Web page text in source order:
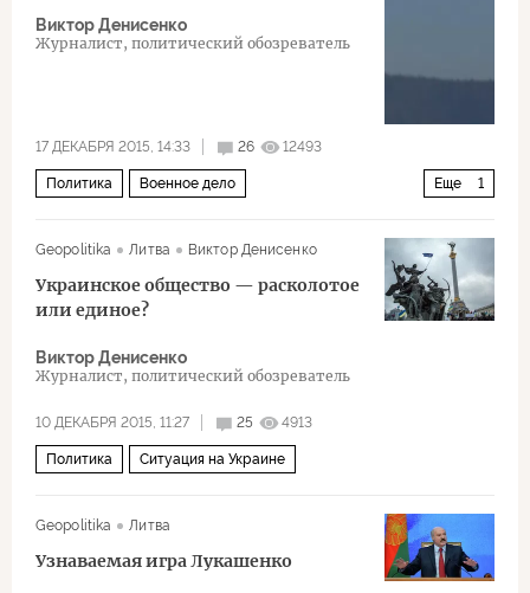
Виктор Денисенко
Журналист, политический обозреватель
17 ДЕКАБРЯ 2015, 14:33 26 12493
Еще 1
Политика Военное дело
Geopolitika
Литва Виктор Денисенко
Украинское общество — расколотое
или единое?
Виктор Денисенко
Журналист, политический обозреватель
10 ДЕКАБРЯ 2015, 11:27 25 4913
Политика Ситуация на Украине
Geopolitika Литва
Узнаваемая игра Лукашенко